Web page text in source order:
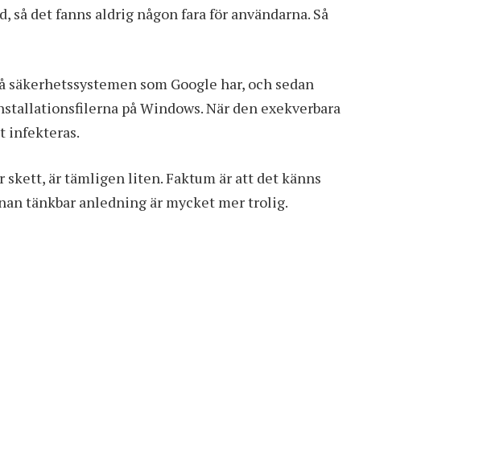
så det fanns aldrig någon fara för användarna. Så
som Google har, och sedan
på Windows. När den exekverbara
infekteras.
är tämligen liten. Faktum är att det känns
tänkbar anledning är mycket mer trolig.